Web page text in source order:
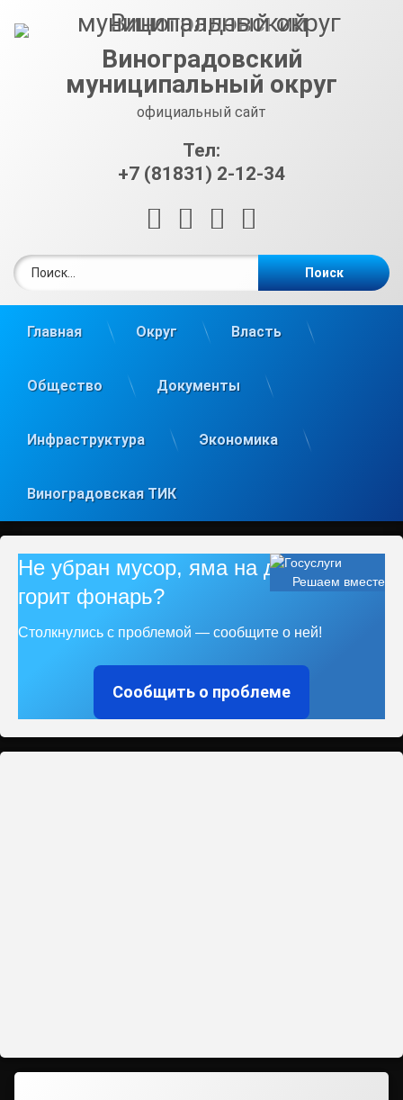
Виноградовский
муниципальный округ
официальный сайт
Тел:
+7 (81831) 2-12-34
RSS E-mailВКонтакте
Главная Округ Власть
Общество Документы
Инфраструктура Экономика
Виноградовская ТИК
Решаем вместе
Не убран мусор, яма на дороге, не
горит фонарь?
Столкнулись с проблемой — сообщите о ней!
Сообщить о проблеме